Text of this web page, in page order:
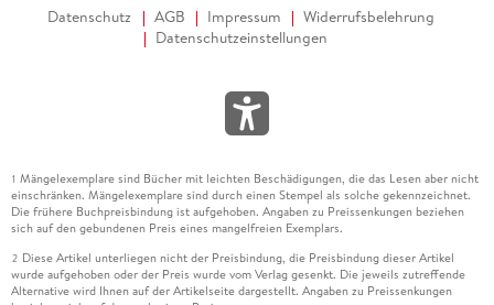
Datenschutz AGB Impressum
Widerrufsbelehrung
Datenschutzeinstellungen
1 Mängelexemplare sind Bücher mit leichten Beschädigungen, die das Lesen aber nicht
einschränken. Mängelexemplare sind durch einen Stempel als solche gekennzeichnet.
Die frühere Buchpreisbindung ist aufgehoben. Angaben zu Preissenkungen beziehen
sich auf den gebundenen Preis eines mangelfreien Exemplars.
2 Diese Artikel unterliegen nicht der Preisbindung, die Preisbindung dieser Artikel
wurde aufgehoben oder der Preis wurde vom Verlag gesenkt. Die jeweils zutreffende
Alternative wird Ihnen auf der Artikelseite dargestellt. Angaben zu Preissenkungen